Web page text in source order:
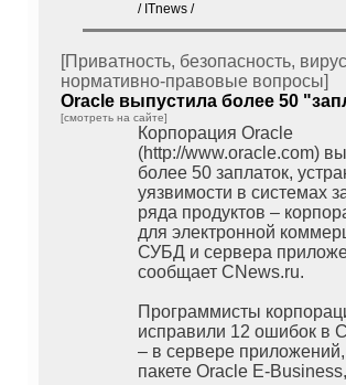
/ ITnews /
[Приватность, безопасность,
нормативно-правовые вопросы]
Oracle выпустила более 50
[смотреть на сайте]
Корпорация Oracle
(http://www.oracle.com)
более 50 заплаток,
уязвимости в системах
ряда продуктов –
для электронной
СУБД и сервера
сообщает CNews.ru.
Программисты
исправили 12 ошибок в
– в сервере
пакете Oracle E-